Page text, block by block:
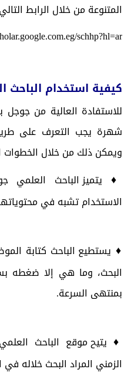
المتنوعة من خلال الرابط
schhp?hl=ar
كيفية استخدام
للاستفادة العالية من جوجل
شهرة يجب التعرف على
ويمكن ذلك من خلال الخطوات
♦ يتميز الباحث
الاستخدام تشبه في
♦ يستطيع الباحث كتابة
البحث، وما هي إلا ضغطه
بمنتهى السرعة.
♦ يتيح موقع الباحث
الزمني المراد البحث خلاله